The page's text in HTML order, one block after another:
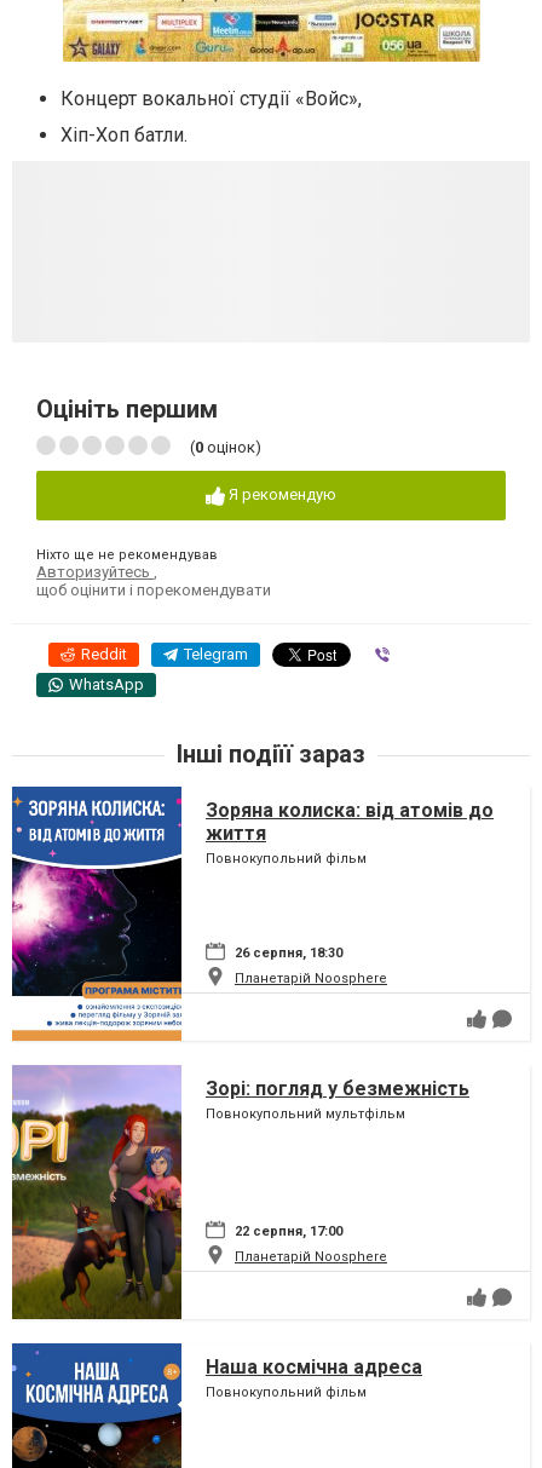
Концерт вокальної студії «Войс»,
Хіп-Хоп батли.
Оцініть першим
(0 оцінок)
Я рекомендую
Ніхто ще не рекомендував
Авторизуйтесь
щоб оцінити і порекомендувати
Reddit Telegram
WhatsApp
Інші подіїї зараз
Зоряна колиска: від атомів до
життя
Повнокупольний фільм
26 серпня, 18:30
Планетарій Noosphere
Зорі: погляд у безмежність
Повнокупольний мультфільм
22 серпня, 17:00
Планетарій Noosphere
Наша космічна адреса
Повнокупольний фільм